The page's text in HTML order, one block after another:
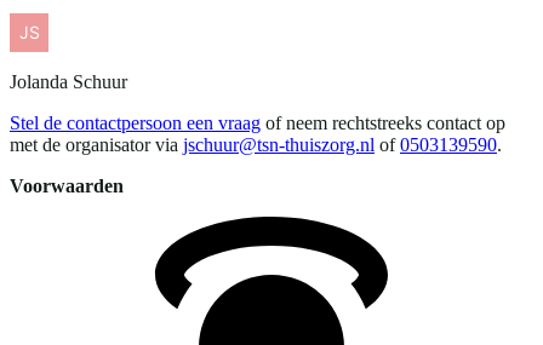
Jolanda Schuur
Stel de contactpersoon een vraag of neem rechtstreeks contact op
met de organisator via jschuur@tsn-thuiszorg.nl of 0503139590.
Voorwaarden